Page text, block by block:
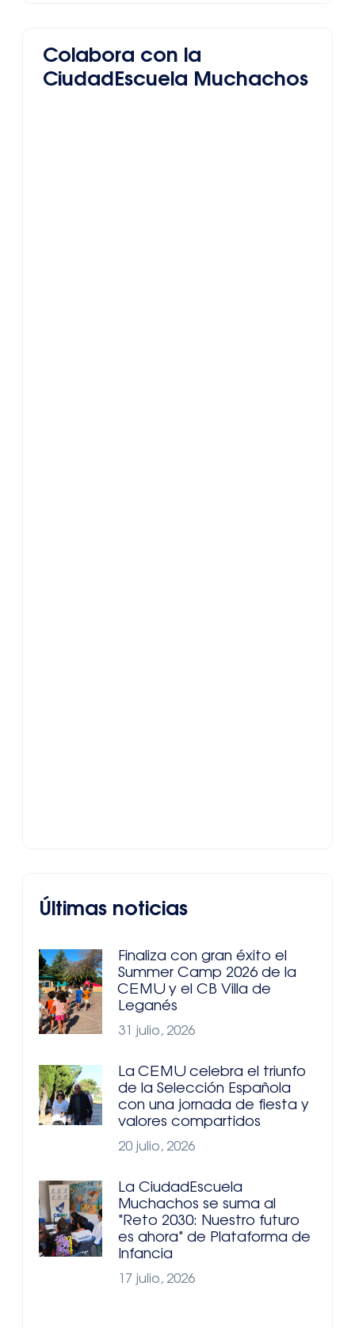
Colabora con la
CiudadEscuela Muchachos
Últimas noticias
Finaliza con gran éxito el
Summer Camp 2026 de la
CEMU y el CB Villa de
Leganés
31 julio, 2026
La CEMU celebra el triunfo
de la Selección Española
con una jornada de fiesta y
valores compartidos
20 julio, 2026
La CiudadEscuela
Muchachos se suma al
"Reto 2030: Nuestro futuro
es ahora" de Plataforma de
Infancia
17 julio, 2026